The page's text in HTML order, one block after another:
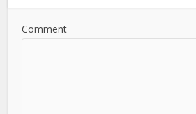
Comment